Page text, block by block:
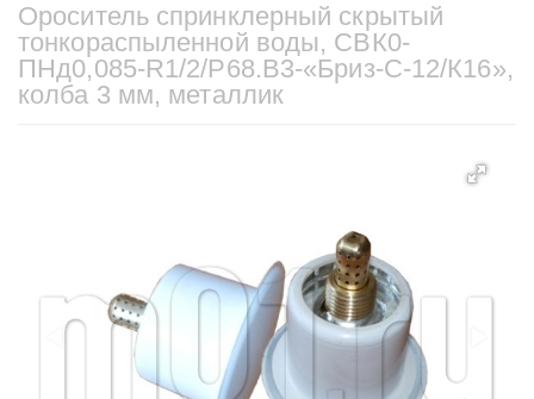
Ороситель спринклерный скрытый
тонкораспыленной воды, CВК0-
ПНд0,085-R1/2/P68.B3-«Бриз-С-12/К16»,
колба 3 мм, металлик